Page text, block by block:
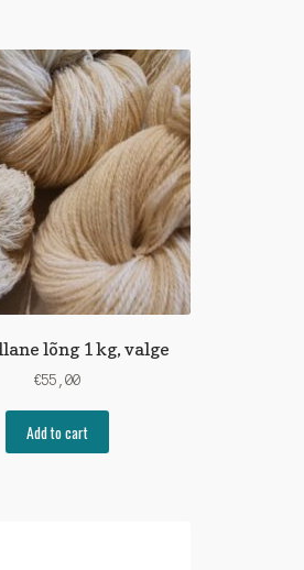
lõng 1 kg, valge
€55,00
Add to cart